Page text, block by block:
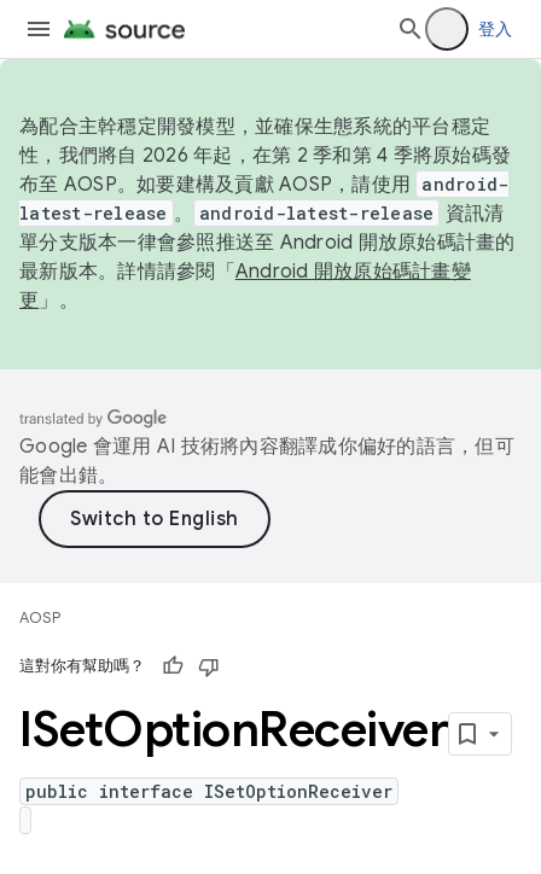
登入
為配合主幹穩定開發模型，並確保生態系統的平台穩定
性，我們將自 2026 年起，在第 2 季和第 4 季將原始碼發
布至 AOSP。如要建構及貢獻 AOSP，請使用 android-
latest-release 。 android-latest-release
資訊清
單分支版本一律會參照推送至 Android 開放原始碼計畫的
最新版本。詳情請參閱「 Android 開放原始碼計畫變
更 」。
Google 會運用 AI 技術將內容翻譯成你偏好的語言，但可
能會出錯。
AOSP
這對你有幫助嗎？
ISetOptionReceiver
public interface ISetOptionReceiver